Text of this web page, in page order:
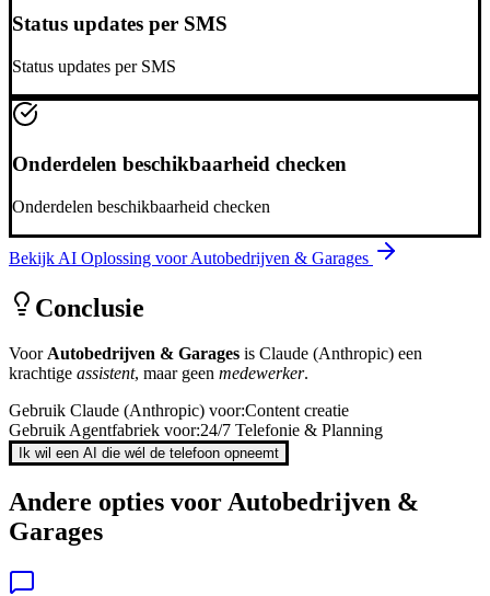
Status updates per SMS
Status updates per SMS
Onderdelen beschikbaarheid checken
Onderdelen beschikbaarheid checken
Bekijk AI Oplossing voorAutobedrijven & Garages
Conclusie
VoorAutobedrijven & Garages is Claude (Anthropic) een
krachtige assistent, maar geen medewerker.
Gebruik Claude (Anthropic) voor:Content creatie
Gebruik Agentfabriek voor:24/7 Telefonie & Planning
Ik wil een AI die wél de telefoon opneemt
Andere opties voorAutobedrijven &
Garages